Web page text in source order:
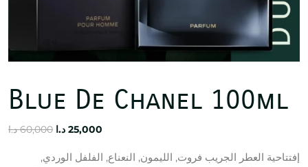
Blue De Chanel 100ml
60,000 د.ا
Original
was:
25,000 د.ا
is:
إفتتاحية العطر الجريب فروت, الليمون, النعناع, الفلفل الوردي,